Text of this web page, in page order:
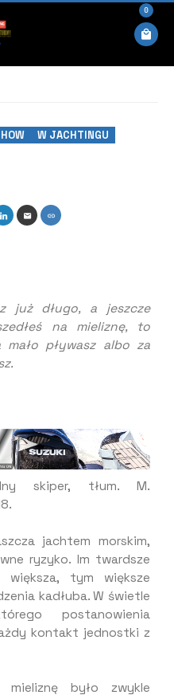
0
W JACHTINGU
już długo, a jeszcze
na mieliznę, to
mało pływasz albo za
skiper, tłum. M.
jachtem morskim,
ryzyko. Im twardsze
tym większe
kadłuba. W świetle
postanowienia
kontakt jednostki z
było zwykle